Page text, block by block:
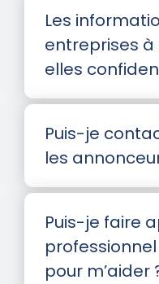
Les
entreprises
elles
Puis-je
les
Puis-je faire
pour m’aider